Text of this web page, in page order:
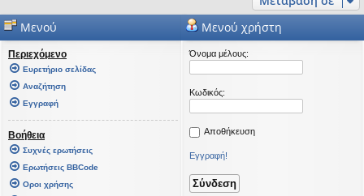
Μενού
Περιεχόμενο
Ευρετήριο σελίδας
Αναζήτηση
Εγγραφή
Βοήθεια
Συχνές ερωτήσεις
Ερωτήσεις BBCode
Οροι χρήσης
Μενού χρήστη
Όνομα μέλους:
Κωδικός:
Αποθήκευση
Εγγραφή!